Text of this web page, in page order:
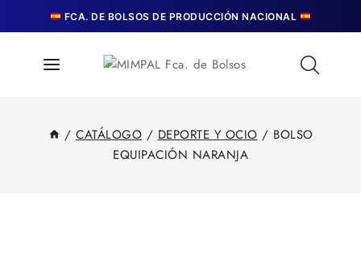
FCA. DE BOLSOS DE PRODUCCIÓN NACIONAL
/ CATÁLOGO / DEPORTE Y OCIO / BOLSO
EQUIPACIÓN NARANJA